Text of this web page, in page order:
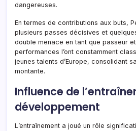
dangereuses.
En termes de contributions aux buts,
plusieurs passes décisives et
double menace en tant que passeur
performances l’ont constamment
jeunes talents d’Europe, consolidant
montante.
Influence de
développement
L’entraînement a joué un rôle